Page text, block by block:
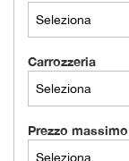
AZIENDA
NEWS
AREA COMMERCIANTI
Carrozzeria
Prezzo massimo
tracciamento
che
adottiamo
per